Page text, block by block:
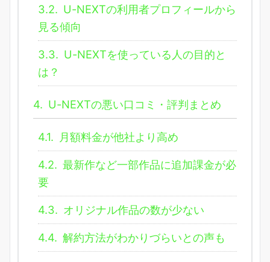
3.2. U-NEXTの利用者プロフィールから
見る傾向
3.3. U-NEXTを使っている人の目的と
は？
4. U-NEXTの悪い口コミ・評判まとめ
4.1. 月額料金が他社より高め
4.2. 最新作など一部作品に追加課金が必
要
4.3. オリジナル作品の数が少ない
4.4. 解約方法がわかりづらいとの声も